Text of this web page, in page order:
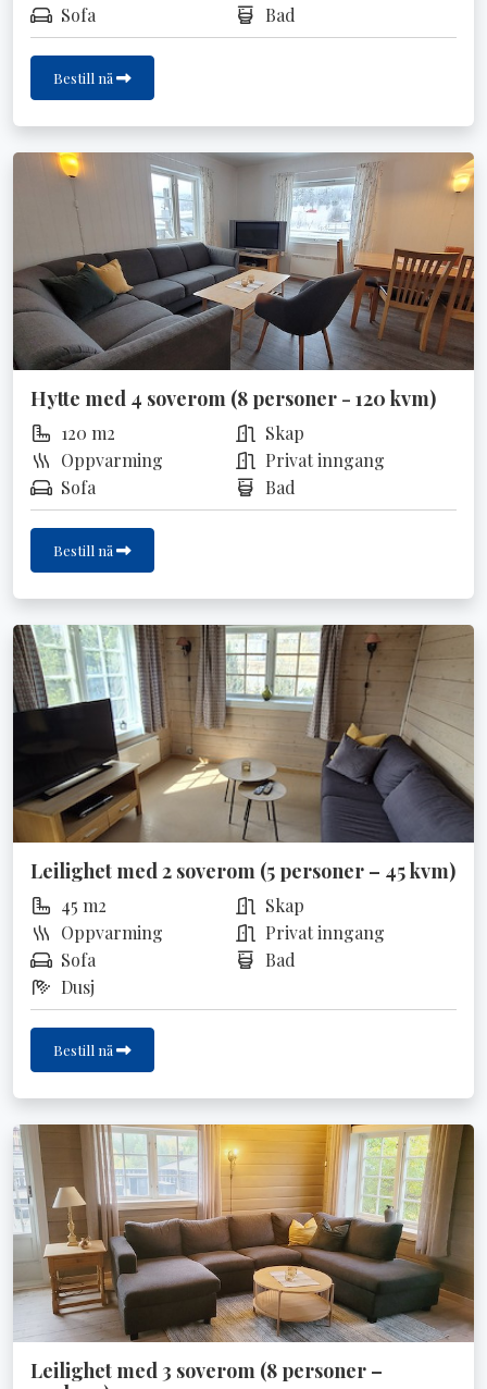
Sofa
Bad
Bestill nå
Hytte med 4 soverom (8 personer - 120 kvm)
120 m2
Skap
Oppvarming
Privat inngang
Sofa
Bad
Bestill nå
Leilighet med 2 soverom (5 personer – 45 kvm)
45 m2
Skap
Oppvarming
Privat inngang
Sofa
Bad
Dusj
Bestill nå
Leilighet med 3 soverom (8 personer –